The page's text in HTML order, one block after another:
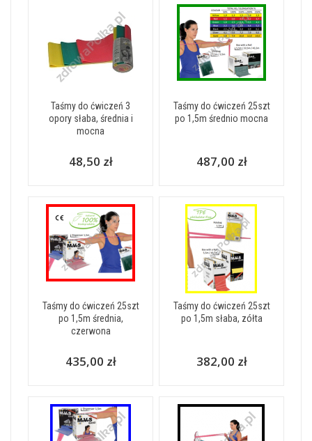
Taśmy do ćwiczeń 3
opory słaba, średnia i
mocna
48,50 zł
Taśmy do ćwiczeń 25szt
po 1,5m średnio mocna
487,00 zł
Taśmy do ćwiczeń 25szt
po 1,5m średnia,
czerwona
435,00 zł
Taśmy do ćwiczeń 25szt
po 1,5m słaba, zółta
382,00 zł